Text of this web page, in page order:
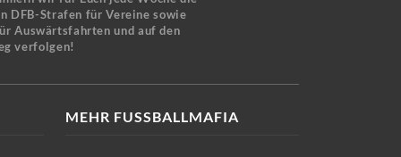
DFB-Strafen für Vereine sowie
Auswärtsfahrten und auf den
verfolgen!
MEHR FUSSBALLMAFIA